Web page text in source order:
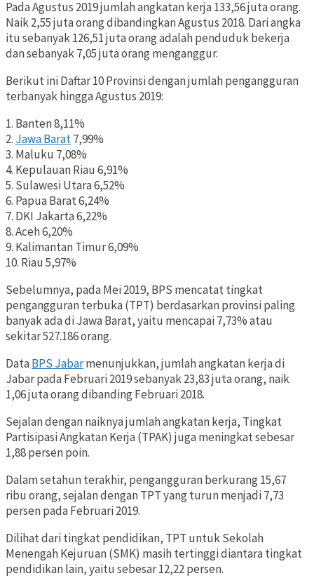
Pada Agustus 2019 jumlah angkatan kerja 133,56 juta orang.
Naik 2,55 juta orang dibandingkan Agustus 2018. Dari angka
itu sebanyak 126,51 juta orang adalah penduduk bekerja
dan sebanyak 7,05 juta orang menganggur.
Berikut ini Daftar 10 Provinsi dengan jumlah pengangguran
terbanyak hingga Agustus 2019:
1. Banten 8,11%
2. Jawa Barat7,99%
3. Maluku 7,08%
4. Kepulauan Riau 6,91%
5. Sulawesi Utara 6,52%
6. Papua Barat 6,24%
7. DKI Jakarta 6,22%
8. Aceh 6,20%
9. Kalimantan Timur 6,09%
10. Riau 5,97%
Sebelumnya, pada Mei 2019, BPS mencatat tingkat
pengangguran terbuka (TPT) berdasarkan provinsi paling
banyak ada di Jawa Barat, yaitu mencapai 7,73% atau
sekitar 527.186 orang.
DataBPS Jabarmenunjukkan, jumlah angkatan kerja di
Jabar pada Februari 2019 sebanyak 23,83 juta orang, naik
1,06 juta orang dibanding Februari 2018.
Sejalan dengan naiknya jumlah angkatan kerja, Tingkat
Partisipasi Angkatan Kerja (TPAK) juga meningkat sebesar
1,88 persen poin.
Dalam setahun terakhir, pengangguran berkurang 15,67
ribu orang, sejalan dengan TPT yang turun menjadi 7,73
persen pada Februari 2019.
Dilihat dari tingkat pendidikan, TPT untuk Sekolah
Menengah Kejuruan (SMK) masih tertinggi diantara tingkat
pendidikan lain, yaitu sebesar 12,22 persen.